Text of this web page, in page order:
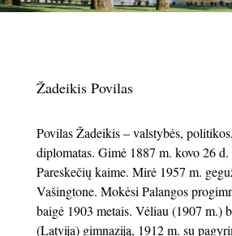
Žadeikis Povilas
Povilas Žadeikis – valstybės,
diplomatas. Gimė 1887 m. kovo 26
Pareskečių kaime. Mirė 1957 m.
Vašingtone. Mokėsi Palangos
baigė 1903 metais. Vėliau (1907 m.)
(Latvija) gimnaziją, 1912 m. su